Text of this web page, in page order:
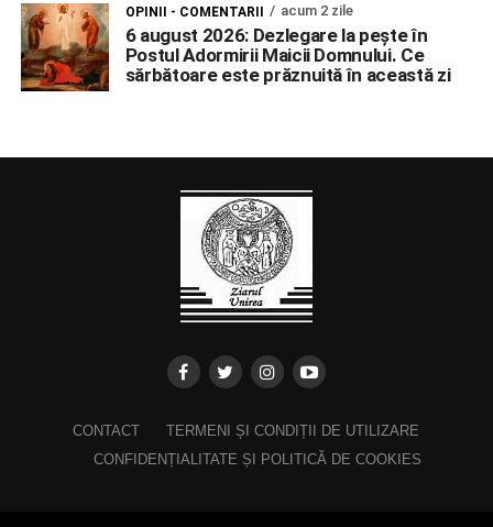
OPINII - COMENTARII acum 2 zile
6 august 2026: Dezlegare la pește în
Postul Adormirii Maicii Domnului. Ce
sărbătoare este prăznuită în această zi
CONTACT
TERMENI ȘI CONDIȚII DE UTILIZARE
CONFIDENȚIALITATE ȘI POLITICĂ DE COOKIES